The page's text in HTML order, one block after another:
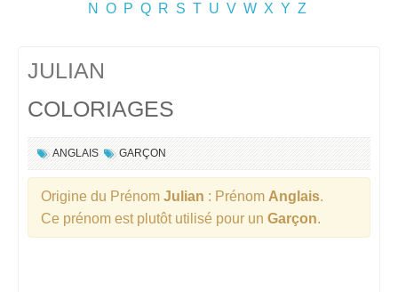
N
O P Q R S T U V W X Y Z
JULIAN
COLORIAGES
ANGLAIS GARÇON
Origine du Prénom Julian : Prénom Anglais.
Ce prénom est plutôt utilisé pour un Garçon.